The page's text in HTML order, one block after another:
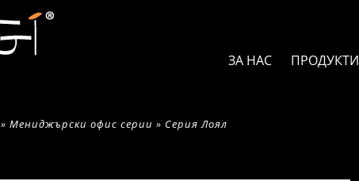
ЗА НАС ПРОДУКТИ
»Мениджърски офис серии » Серия Лоял